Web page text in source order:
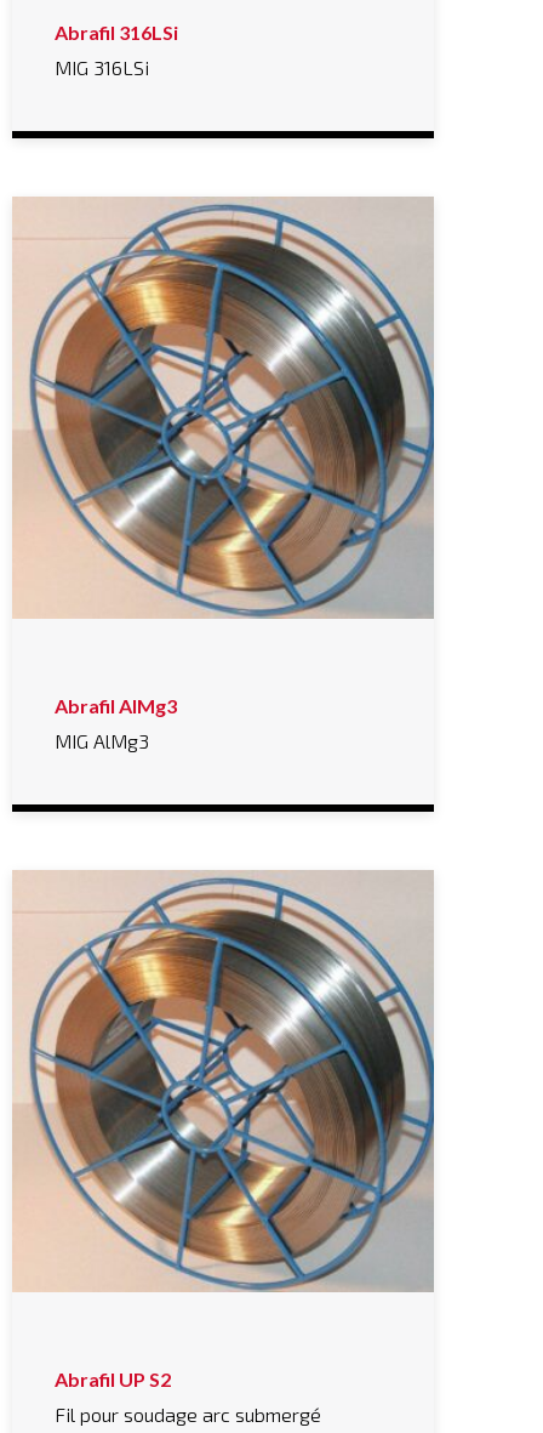
Abrafil 316LSi
MIG 316LSi
Abrafil AlMg3
MIG AlMg3
Abrafil UP S2
Fil pour soudage arc submergé